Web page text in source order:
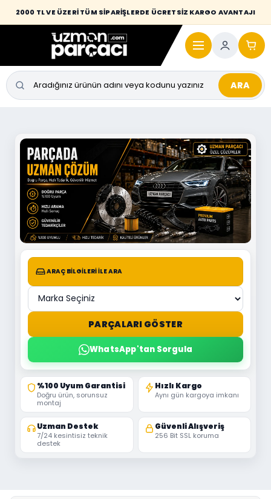
2000 TL VE ÜZERİ TÜM SİPARİŞLERDE ÜCRETSİZ KARGO AVANTAJI
ARA
ARAÇ BILGILERI ILE ARA
PARÇALARI GÖSTER
WhatsApp'tan Sorgula
%100 Uyum Garantisi
Doğru ürün, sorunsuz
montaj
Hızlı Kargo
Aynı gün kargoya imkanı
Uzman Destek
7/24 kesintisiz teknik
destek
Güvenli Alışveriş
256 Bit SSL koruma